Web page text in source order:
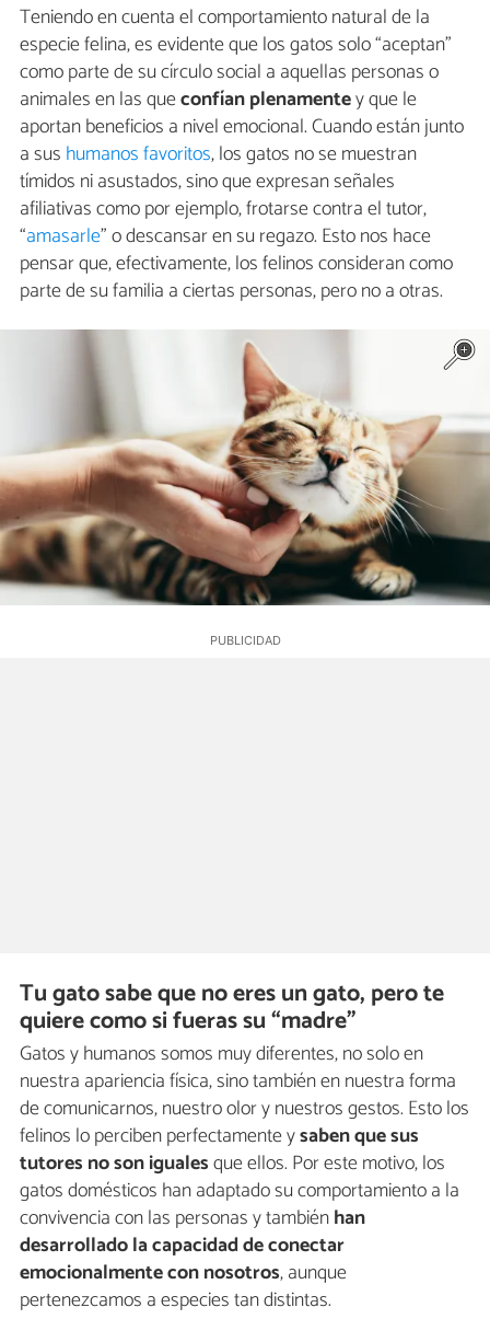
Teniendo en cuenta el comportamiento natural de la
especie felina, es evidente que los gatos solo “aceptan”
como parte de su círculo social a aquellas personas o
animales en las queconfían plenamentey que le
aportan beneficios a nivel emocional. Cuando están junto
a sus humanos favoritos, los gatos no se muestran
tímidos ni asustados, sino que expresan señales
afiliativas como por ejemplo, frotarse contra el tutor,
“amasarle” o descansar en su regazo. Esto nos hace
pensar que, efectivamente, los felinos consideran como
parte de su familia a ciertas personas, pero no a otras.
Tu gato sabe que no eres un gato, pero te
quiere como si fueras su “madre”
Gatos y humanos somos muy diferentes, no solo en
nuestra apariencia física, sino también en nuestra forma
de comunicarnos, nuestro olor y nuestros gestos. Esto los
felinos lo perciben perfectamente ysaben que sus
tutores no son igualesque ellos. Por este motivo, los
gatos domésticos han adaptado su comportamiento a la
convivencia con las personas y tambiénhan
desarrollado la capacidad de conectar
emocionalmente con nosotros, aunque
pertenezcamos a especies tan distintas.